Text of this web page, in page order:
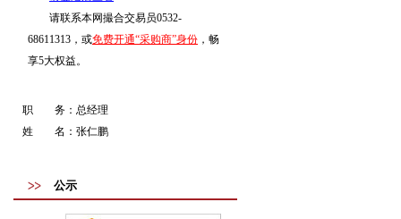
请联系本网撮合交易员0532-
68611313，或免费开通“采购商”身份 ，畅
享5大权益。
职 务： 总经理
姓 名： 张仁鹏
公示